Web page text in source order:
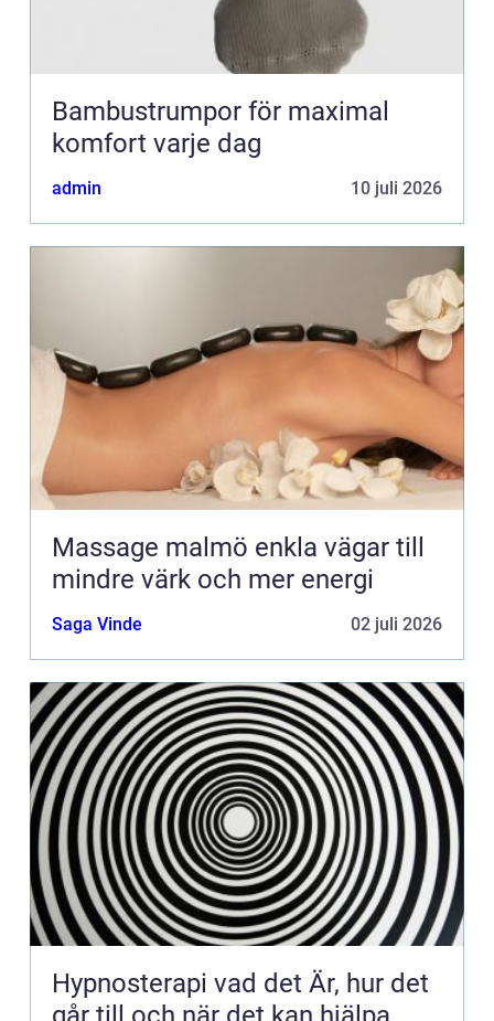
Bambustrumpor för maximal
komfort varje dag
admin 10 juli 2026
Massage malmö enkla vägar till
mindre värk och mer energi
Saga Vinde 02 juli 2026
Hypnosterapi vad det Är, hur det